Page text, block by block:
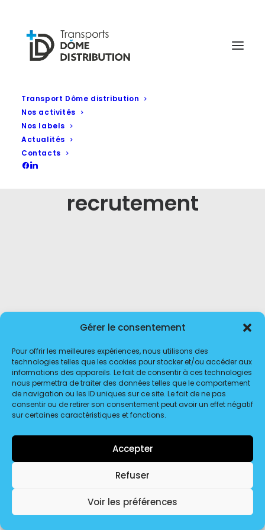
Gérer le consentement
Pour offrir les meilleures expériences, nous utilisons des
technologies telles que les cookies pour stocker et/ou accéder aux
informations des appareils. Le fait de consentir à ces technologies
nous permettra de traiter des données telles que le comportement
de navigation ou les ID uniques sur ce site. Le fait de ne pas
consentir ou de retirer son consentement peut avoir un effet négatif
sur certaines caractéristiques et fonctions.
Accepter
Refuser
Voir les préférences
Transport Dôme distribution
Nos activités
Nos labels
Actualités
Contacts
recrutement